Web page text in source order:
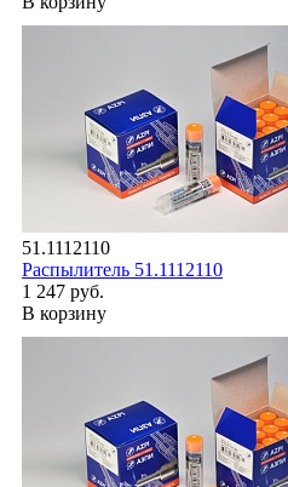
51.1112110
Распылитель 51.1112110
1 247 руб.
В корзину